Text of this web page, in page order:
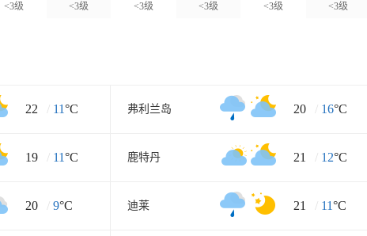
<3级 <3级 <3级 <3级 <3级 <3级
22 / 11°C 弗利兰岛 20 / 16°C
19 / 11°C 鹿特丹 21 / 12°C
20 / 9°C 迪莱 21 / 11°C